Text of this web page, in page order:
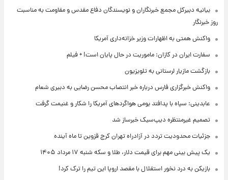
بیانیه دبیرکل مجمع خبرنگاران و نویسندگان دفاع مقدس و مقاومت به مناسبت
روز خبرنگار
واکنش همتی به اظهارات وزیر خزانه‌داری آمریکا
سفارت ایران در کازان: ماموریت در حال پایان است! + فیلم
بازگشت مازیار لرستانی به تلویزیون
واکنش خبرگزاری فارس درباره خبر انتصاب محسن رضایی به دبیری شعام
عابدینی: سپاه با پدافند بومی هواگردهای آمریکا را شکار و غنیمت گرفت
تصمیم غیرمنتظره دیپ‌سیک خبرساز شد
جزئیات محدودیت تردد در آزادراه تهران کرج قزوین تا ماه آینده
یک پیش ‌بینی مهم برای قیمت دلار، طلا و سکه شنبه ۱۷ مرداد ۱۴۰۵
بازیکن به درد نخور استقلال با مقصد اروپا این تیم را ترک کرد!